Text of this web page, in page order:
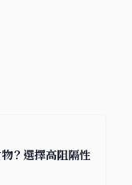
？選擇高阻隔性